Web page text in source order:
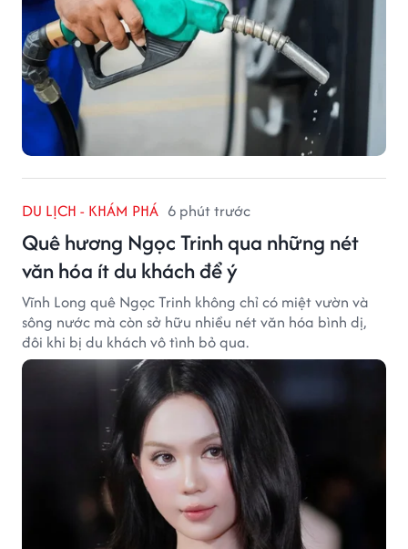
DU LỊCH - KHÁM PHÁ 6 phút trước
Quê hương Ngọc Trinh qua những nét
văn hóa ít du khách để ý
Vĩnh Long quê Ngọc Trinh không chỉ có miệt vườn và
sông nước mà còn sở hữu nhiều nét văn hóa bình dị,
đôi khi bị du khách vô tình bỏ qua.